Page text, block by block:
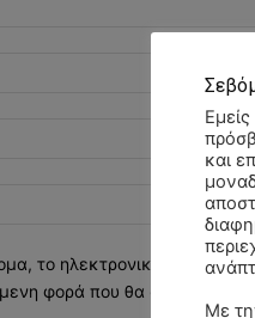
το ηλεκτρονικό
φορά που θα σχολιάσω.
και
Με